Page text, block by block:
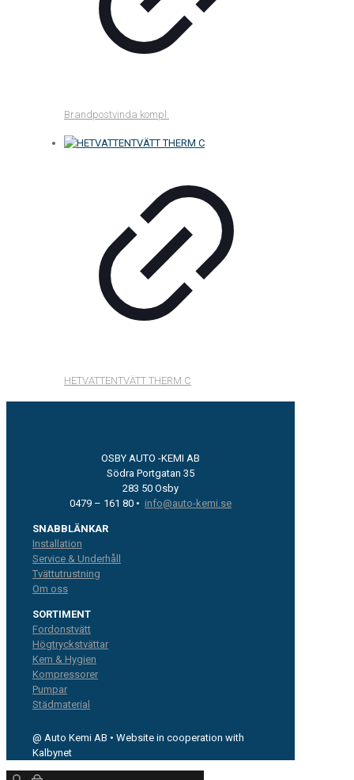
Brandpostvinda kompl.
HETVATTENTVÄTT THERM C
OSBY AUTO -KEMI AB
Södra Portgatan 35
283 50 Osby
0479 – 161 80 • info@auto-kemi.se
SNABBLÄNKAR
Installation
Service & Underhåll
Tvättutrustning
Om oss
SORTIMENT
Fordonstvätt
Högtryckstvättar
Kem & Hygien
Kompressorer
Pumpar
Städmaterial
@ Auto Kemi AB • Website in cooperation with
Kalbynet